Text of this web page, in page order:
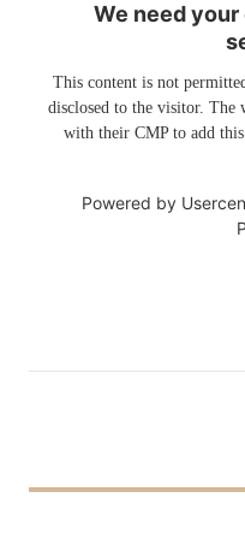
We need
This content is not
disclosed to the visitor. The
with their CMP to add
Powered by